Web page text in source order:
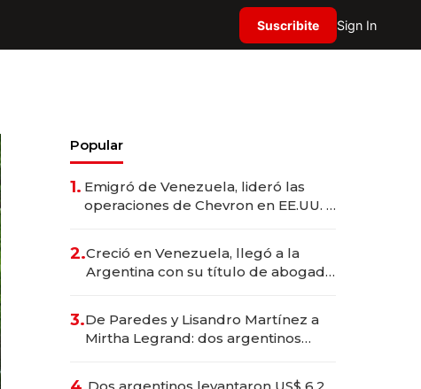
Suscribite Sign In
Popular
1. Emigró de Venezuela, lideró las
operaciones de Chevron en EE.UU. y
2.Creció en Venezuela, llegó a la
Argentina con su título de abogado
marcas "fast premium"
3.De Paredes y Lisandro Martínez a
Mirtha Legrand: dos argentinos
deportivo y el cuidado corporal